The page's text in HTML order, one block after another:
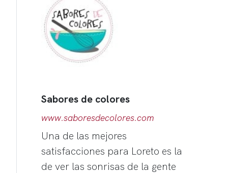
Sabores de colores
www.saboresdecolores.com
Una de las mejores
satisfacciones para Loreto es la
de ver las sonrisas de la gente